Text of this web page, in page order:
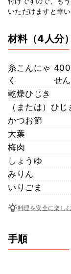
いただけますと幸い
材料（4人分）
糸こんにゃ
く
せん
乾燥ひじき
（または）ひ
かつお節
大葉
梅肉
しょうゆ
みりん
いりごま
料理を安全に楽し
手順